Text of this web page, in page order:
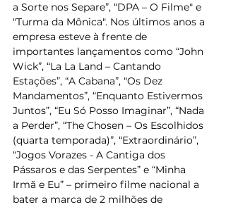
a Sorte nos Separe”, “DPA – O Filme" e
"Turma da Mônica". Nos últimos anos a
empresa esteve à frente de
importantes lançamentos como “John
Wick”, “La La Land – Cantando
Estações”, “A Cabana”, “Os Dez
Mandamentos”, “Enquanto Estivermos
Juntos”, “Eu Só Posso Imaginar”, “Nada
a Perder”, “The Chosen – Os Escolhidos
(quarta temporada)”, “Extraordinário”,
“Jogos Vorazes - A Cantiga dos
Pássaros e das Serpentes” e “Minha
Irmã e Eu” – primeiro filme nacional a
bater a marca de 2 milhões de